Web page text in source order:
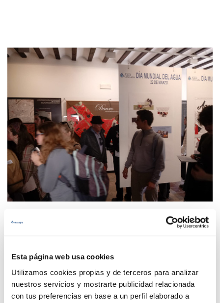
Esta página web usa cookies
Utilizamos cookies propias y de terceros para analizar
nuestros servicios y mostrarte publicidad relacionada
con tus preferencias en base a un perfil elaborado a
Día Mundial del Agua.
Anterior Siguiente